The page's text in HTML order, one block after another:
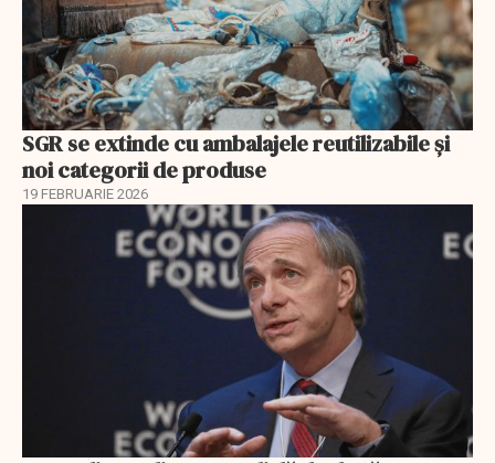
SGR se extinde cu ambalajele reutilizabile și
noi categorii de produse
19 FEBRUARIE 2026